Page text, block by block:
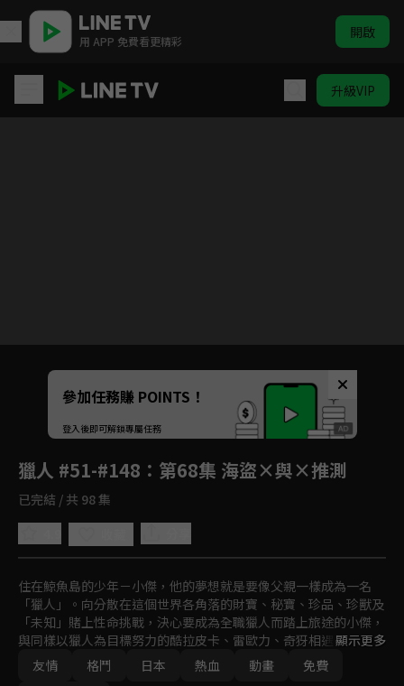
用 APP 免費看更精彩 開啟
升級VIP
Unmute
如有不便請見諒
參加任務賺 POINTS！
登入後即可解鎖專屬任務
獵人 #51-#148 ：第68集 海盜×與×推測
已完結 / 共 98 集
住在鯨魚島的少年－小傑，他的夢想就是要像父親一樣成為一名
「獵人」。向分散在這個世界各角落的財寶、秘寶、珍品、珍獸及
「未知」賭上性命挑戰，決心要成為全職獵人而踏上旅途的小傑，
與同樣以獵人為目標努力的酷拉皮卡、雷歐力、奇犽相遇。突破重
重難關，終於通過獵人考試，而小傑是否能夠成為一名優秀的獵
人？異想天開、壯烈精彩的冒險即將展開！
顯示更多
友情
格鬥 日本 熱血 動畫
免費